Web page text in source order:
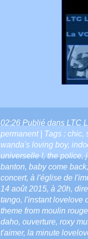
02:26 Publié dans LTC
permanent| Tags : chic,
wanda's loving boy,
universelle !,the police,
banton, baby come back
concert, à l'église de
14 août 2015, à 20h,
tango, l'instant lovelove
theme from moulin rouge
daho, ouverture, roxy
t'aimer, la minute